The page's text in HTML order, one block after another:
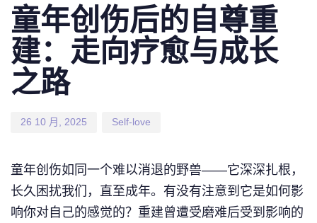
童年创伤后的自尊重
建：走向疗愈与成长
之路
on:
26 10 月, 2025 Self-love
童年创伤如同一个难以消退的野兽——它深深扎根，
长久困扰我们，直至成年。有没有注意到它是如何影
响你对自己的感觉的？重建曾遭受磨难后受到影响的